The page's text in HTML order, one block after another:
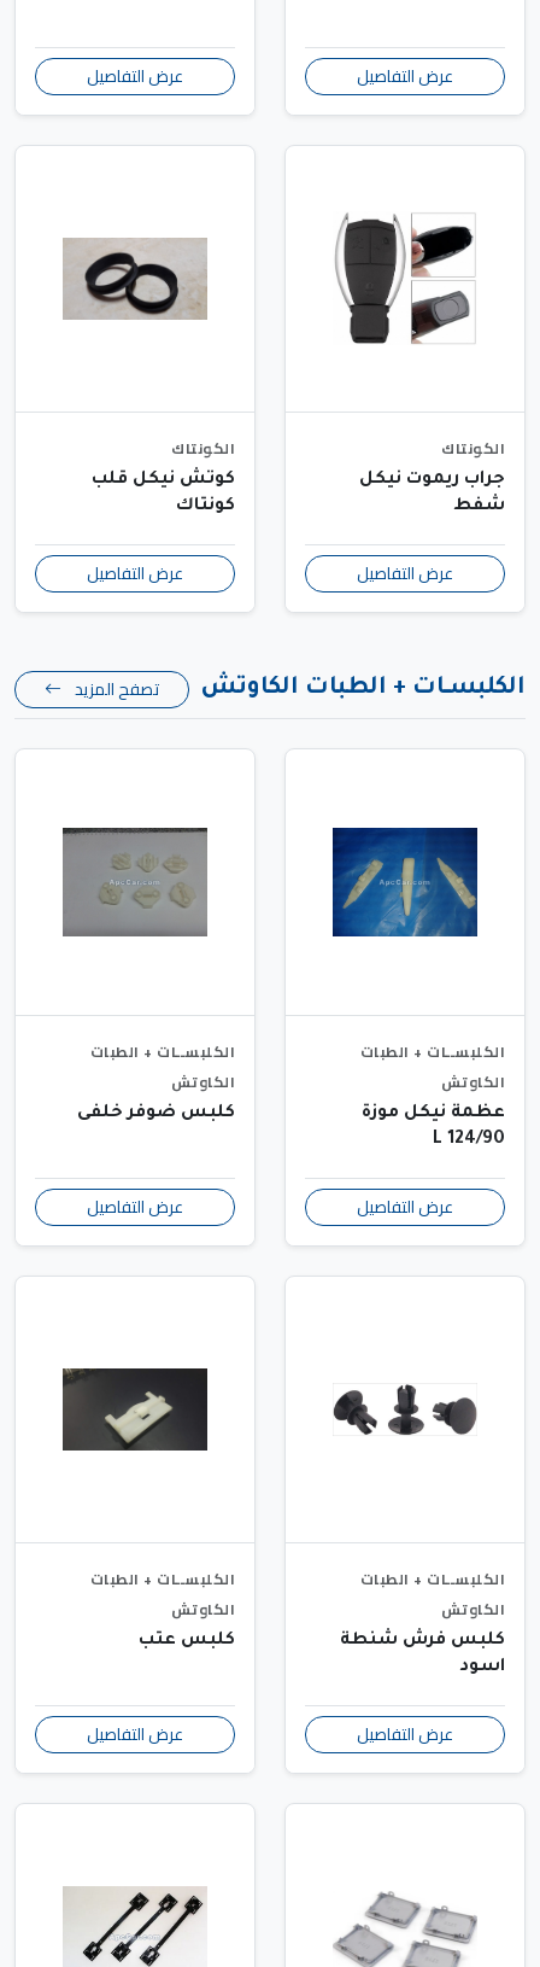
عرض التفاصيل عرض التفاصيل
الكونتاك
جراب ريموت نيكل
شفط
عرض التفاصيل
الكونتاك
كوتش نيكل قلب
كونتاك
عرض التفاصيل
الكلبســات + الطبات الكاوتش تصفح المزيد
الكلبســات + الطبات
الكاوتش
عظمة نيكل موزة
124/90 L
عرض التفاصيل
الكلبســات + الطبات
الكاوتش
كلبس ضوفر خلفى
عرض التفاصيل
الكلبســات + الطبات
الكاوتش
كلبس فرش شنطة
اسود
عرض التفاصيل
الكلبســات + الطبات
الكاوتش
كلبس عتب
عرض التفاصيل